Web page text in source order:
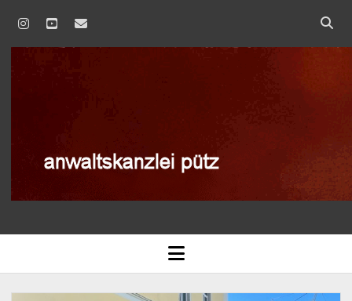
instagram
youtubeemail
AGB
BLOG
open
menu